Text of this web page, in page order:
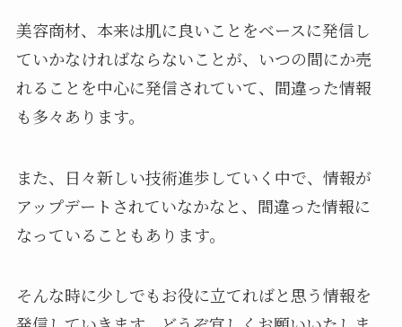
美容商材、本来は肌に良いことをベースに発信し
ていかなければならないことが、いつの間にか売
れることを中心に発信されていて、間違った情報
も多々あります。
また、日々新しい技術進歩していく中で、情報が
アップデートされていなかなと、間違った情報に
なっていることもあります。
そんな時に少しでもお役に立てればと思う情報を